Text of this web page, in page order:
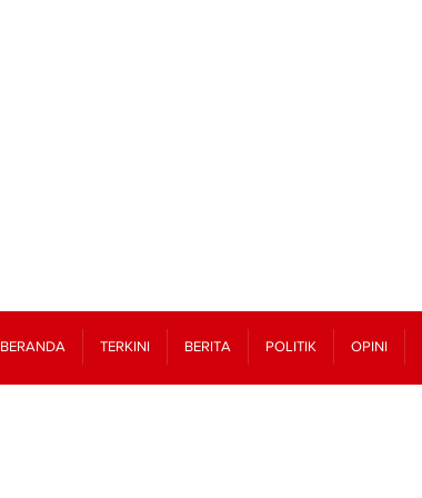
BERANDA TERKINI BERITA POLITIK OPINI